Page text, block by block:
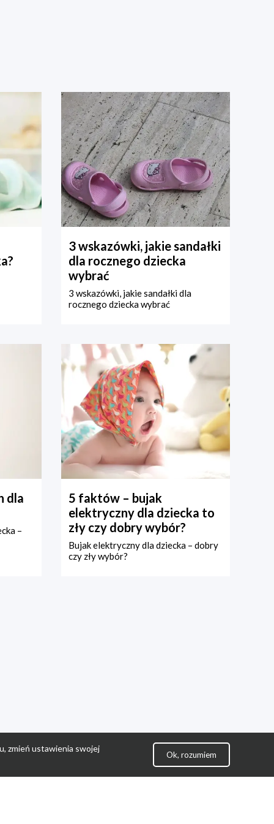
3 wskazówki, jakie sandałki
dla rocznego dziecka
wybrać
3 wskazówki, jakie sandałki dla
rocznego dziecka wybrać
dla
–
5 faktów – bujak
elektryczny dla dziecka to
zły czy dobry wybór?
Bujak elektryczny dla dziecka – dobry
czy zły wybór?
zmień ustawienia swojej
Ok, rozumiem